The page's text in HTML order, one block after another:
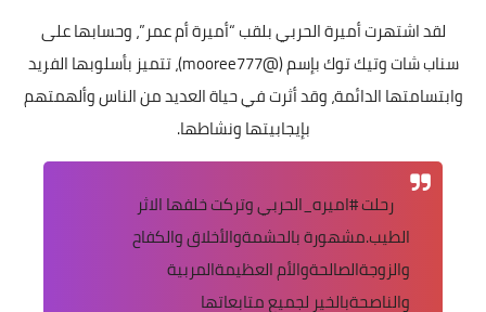
لقد اشتهرت أميرة الحربي بلقب “أميرة أم عمر”، وحسابها على
سناب شات وتيك توك بإسم (@mooree777)، تتميز بأسلوبها الفريد
وابتسامتها الدائمة، وقد أثرت في حياة العديد من الناس وألهمتهم
بإيجابيتها ونشاطها.
رحلت#اميره_الحربيوتركت خلفها الاثر
الطيب.مشهورة بالحشمةوالأخلاق والكفاح
والزوجةالصالحةوالأم العظيمةالمربية
والناصحةبالخير لجميع متابعاتها